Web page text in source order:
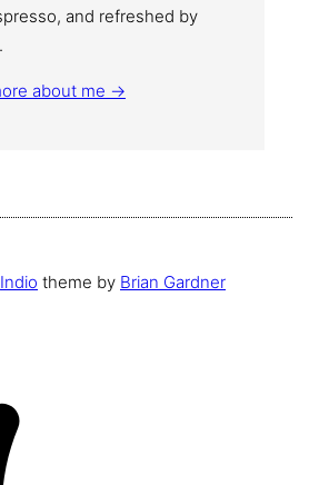
and refreshed by
about me →
Indio theme by Brian Gardner